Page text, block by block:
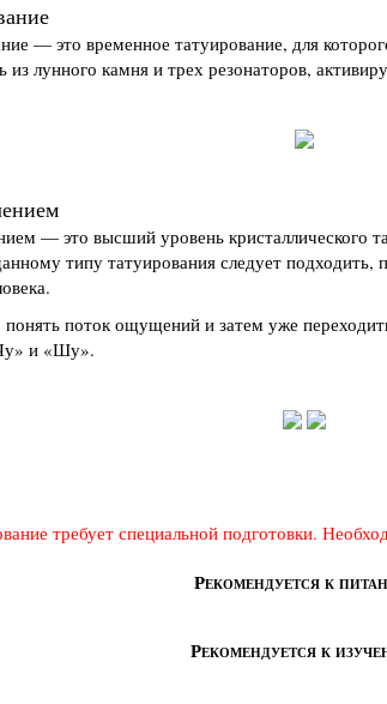
— это временное татуирование, для
из лунного камня и трех резонаторов,
— это высший уровень кристаллического
типу татуирования следует подходить,
поток ощущений и затем уже
и «Шу».
требует специальной подготовки.
Рекомендуется к
Рекомендуется к